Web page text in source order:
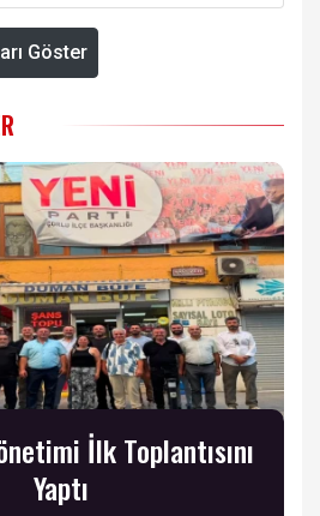
Göster
İlk Toplantısını
Yaptı